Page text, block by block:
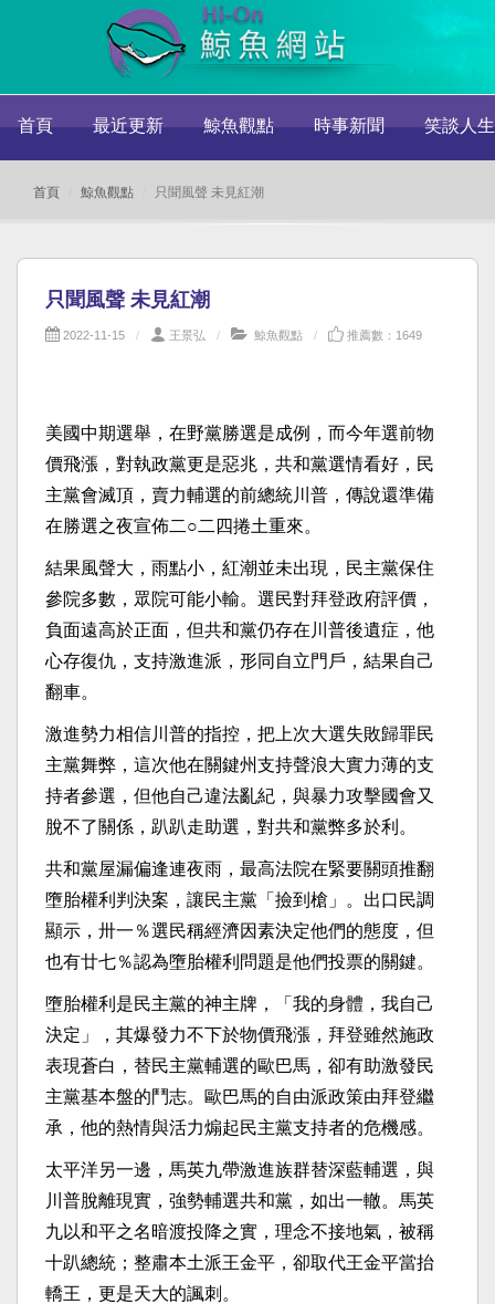
首頁 最近更新 鯨魚觀點 時事新聞 笑談人生
首頁 鯨魚觀點 只聞風聲 未見紅潮
只聞風聲 未見紅潮
2022-11-15 王景弘 鯨魚觀點 推薦數：1649
美國中期選舉，在野黨勝選是成例，而今年選前物
價飛漲，對執政黨更是惡兆，共和黨選情看好，民
主黨會滅頂，賣力輔選的前總統川普，傳說還準備
在勝選之夜宣佈二○二四捲土重來。
結果風聲大，雨點小，紅潮並未出現，民主黨保住
參院多數，眾院可能小輸。選民對拜登政府評價，
負面遠高於正面，但共和黨仍存在川普後遺症，他
心存復仇，支持激進派，形同自立門戶，結果自己
翻車。
激進勢力相信川普的指控，把上次大選失敗歸罪民
主黨舞弊，這次他在關鍵州支持聲浪大實力薄的支
持者參選，但他自己違法亂紀，與暴力攻擊國會又
脫不了關係，趴趴走助選，對共和黨弊多於利。
共和黨屋漏偏逢連夜雨，最高法院在緊要關頭推翻
墮胎權利判決案，讓民主黨「撿到槍」。出口民調
顯示，卅一％選民稱經濟因素決定他們的態度，但
也有廿七％認為墮胎權利問題是他們投票的關鍵。
墮胎權利是民主黨的神主牌，「我的身體，我自己
決定」，其爆發力不下於物價飛漲，拜登雖然施政
表現蒼白，替民主黨輔選的歐巴馬，卻有助激發民
主黨基本盤的鬥志。歐巴馬的自由派政策由拜登繼
承，他的熱情與活力煽起民主黨支持者的危機感。
太平洋另一邊，馬英九帶激進族群替深藍輔選，與
川普脫離現實，強勢輔選共和黨，如出一轍。馬英
九以和平之名暗渡投降之實，理念不接地氣，被稱
十趴總統；整肅本土派王金平，卻取代王金平當抬
轎王，更是天大的諷刺。